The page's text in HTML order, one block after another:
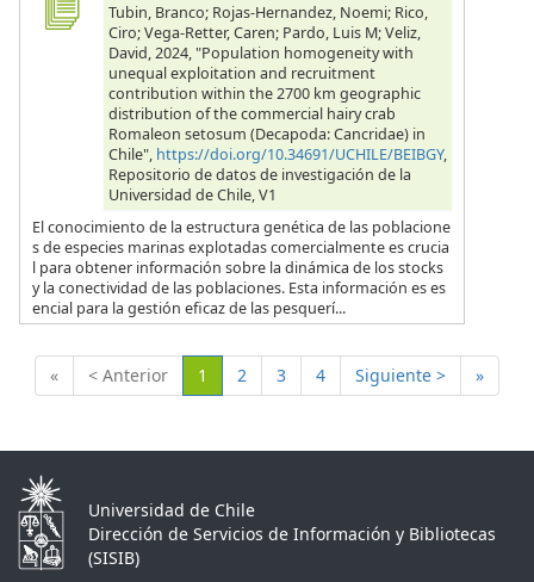
Tubin, Branco; Rojas-Hernandez, Noemi; Rico,
Ciro; Vega-Retter, Caren; Pardo, Luis M; Veliz,
David, 2024, "Population homogeneity with
unequal exploitation and recruitment
contribution within the 2700 km geographic
distribution of the commercial hairy crab
Romaleon setosum (Decapoda: Cancridae) in
Chile", https://doi.org/10.34691/UCHILE/BEIBGY,
Repositorio de datos de investigación de la
Universidad de Chile, V1
El conocimiento de la estructura genética de las poblacione
s de especies marinas explotadas comercialmente es crucia
l para obtener información sobre la dinámica de los stocks
y la conectividad de las poblaciones. Esta información es es
encial para la gestión eficaz de las pesquerí...
« < Anterior 1 (Actual)
2 3 4 Siguiente > »
Universidad de Chile
Dirección de Servicios de Información y Bibliotecas
(SISIB)